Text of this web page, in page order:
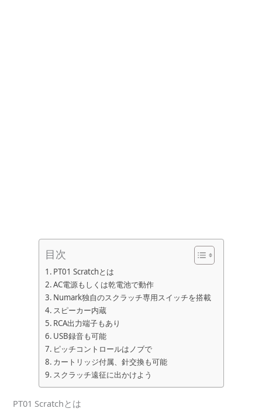
目次
PT01 Scratchとは
AC電源もしくは乾電池で動作
Numark独自のスクラッチ専用スイッチを搭載
スピーカー内蔵
RCA出力端子もあり
USB録音も可能
ピッチコントロールはノブで
カートリッジ付属、針交換も可能
スクラッチ遠征に出かけよう
PT01 Scratchとは